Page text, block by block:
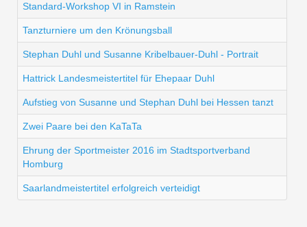
Standard-Workshop VI in Ramstein
Tanzturniere um den Krönungsball
Stephan Duhl und Susanne Kribelbauer-Duhl - Portrait
Hattrick Landesmeistertitel für Ehepaar Duhl
Aufstieg von Susanne und Stephan Duhl bei Hessen tanzt
Zwei Paare bei den KaTaTa
Ehrung der Sportmeister 2016 im Stadtsportverband
Homburg
Saarlandmeistertitel erfolgreich verteidigt